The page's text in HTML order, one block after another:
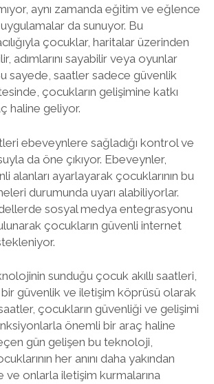
aynı zamanda eğitim ve eğlence
da sunuyor. Bu
çocuklar, haritalar üzerinden
adımlarını sayabilir veya oyunlar
sayede, saatler sadece güvenlik
çocukların gelişimine katkı
haline geliyor.
ebeveynlere sağladığı kontrol ve
da öne çıkıyor. Ebeveynler,
alanları ayarlayarak çocuklarının bu
durumunda uyarı alabiliyorlar.
sosyal medya entegrasyonu
çocukların güvenli internet
sunduğu çocuk akıllı saatleri,
güvenlik ve iletişim köprüsü olarak
çocukların güvenliği ve gelişimi
önemli bir araç haline
gün gelişen bu teknoloji,
her anını daha yakından
onlarla iletişim kurmalarına